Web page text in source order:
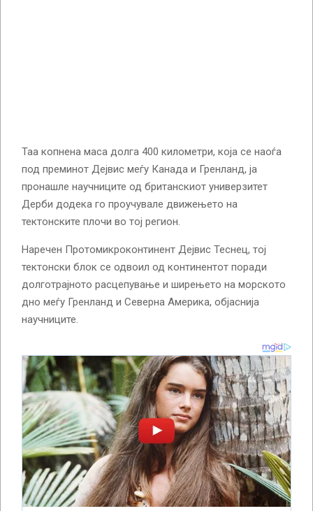
Таа копнена маса долга 400 километри, која се наоѓа
под преминот Дејвис меѓу Канада и Гренланд, ја
пронашле научниците од британскиот универзитет
Дерби додека го проучувале движењето на
тектонските плочи во тој регион.
Наречен Протомикроконтинент Дејвис Теснец, тој
тектонски блок се одвоил од континентот поради
долготрајното расцепување и ширењето на морското
дно меѓу Гренланд и Северна Америка, објаснија
научниците.